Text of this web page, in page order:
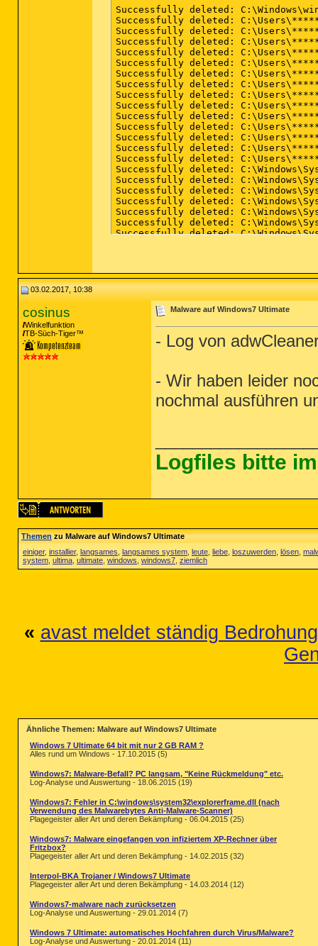
Successfully deleted:
Successfully deleted:
Successfully deleted:
Successfully deleted:
Successfully deleted:
Successfully deleted:
Successfully deleted:
Successfully deleted:
Successfully deleted:
Successfully deleted:
Successfully deleted:
Successfully deleted:
Successfully deleted:
Successfully deleted:
Successfully deleted:
Successfully deleted:
Successfully deleted:
Successfully deleted:
Successfully deleted:
Successfully deleted:
Successfully deleted:
Successfully deleted:
Successfully deleted:
Successfully deleted:
Successfully deleted:
Successfully deleted:
Registry: 0
03.02.2017, 10:38
cosinus
Winkelfunktion
TB-Süch-Tiger™
Malware auf Windows7 Ultimate
- Log von
- Wir haben leider
nochmal ausführen
Logfiles bitte
Themenzu Malware auf Windows7 Ultimate
einiger, installier, langsames langsames system leute liebe loszuwerden lösen
system ultima ultimate windows windows7 ziemlich
« avast meldet ständig
Ähnliche Themen: Malware auf Windows7 Ultimate
Windows 7 Ultimate 64 bit mit nur 2 GB RAM ?
Alles rund um Windows - 17.10.2015 (5)
Windows7: Malware-Befall? PC langsam, "Keine Rückmeldung" etc.
Log-Analyse und Auswertung - 18.06.2015 (19)
Windows7: Fehler in C:\windows\system32\explorerframe.dll (nach
Verwendung des Malwarebytes Anti-Malware-Scanner)
Plagegeister aller Art und deren Bekämpfung - 06.04.2015 (25)
Windows7: Malware eingefangen von infiziertem XP-Rechner über
Fritzbox?
Plagegeister aller Art und deren Bekämpfung - 14.02.2015 (32)
Interpol-BKA Trojaner / Windows7 Ultimate
Plagegeister aller Art und deren Bekämpfung - 14.03.2014 (12)
Windows7-malware nach zurücksetzen
Log-Analyse und Auswertung - 29.01.2014 (7)
Windows 7 Ultimate: automatisches Hochfahren durch Virus/Malware?
Log-Analyse und Auswertung - 20.01.2014 (11)